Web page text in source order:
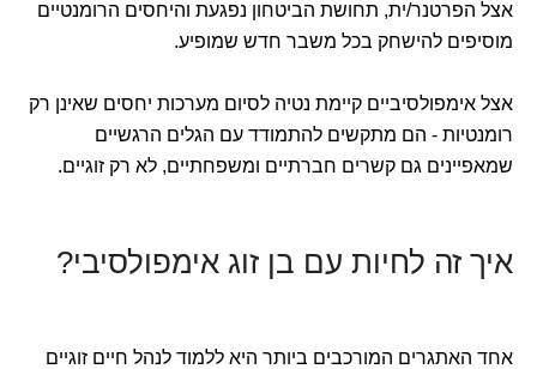
אצל הפרטנר/ית, תחושת הביטחון נפגעת והיחסים הרומנטיים
מוסיפים להישחק בכל משבר חדש שמופיע.
אצל אימפולסיביים קיימת נטיה לסיום מערכות יחסים שאינן רק
רומנטיות - הם מתקשים להתמודד עם הגלים הרגשיים
שמאפיינים גם קשרים חברתיים ומשפחתיים, לא רק זוגיים.
איך זה לחיות עם בן זוג אימפולסיבי?
אחד האתגרים המורכבים ביותר היא ללמוד לנהל חיים זוגיים